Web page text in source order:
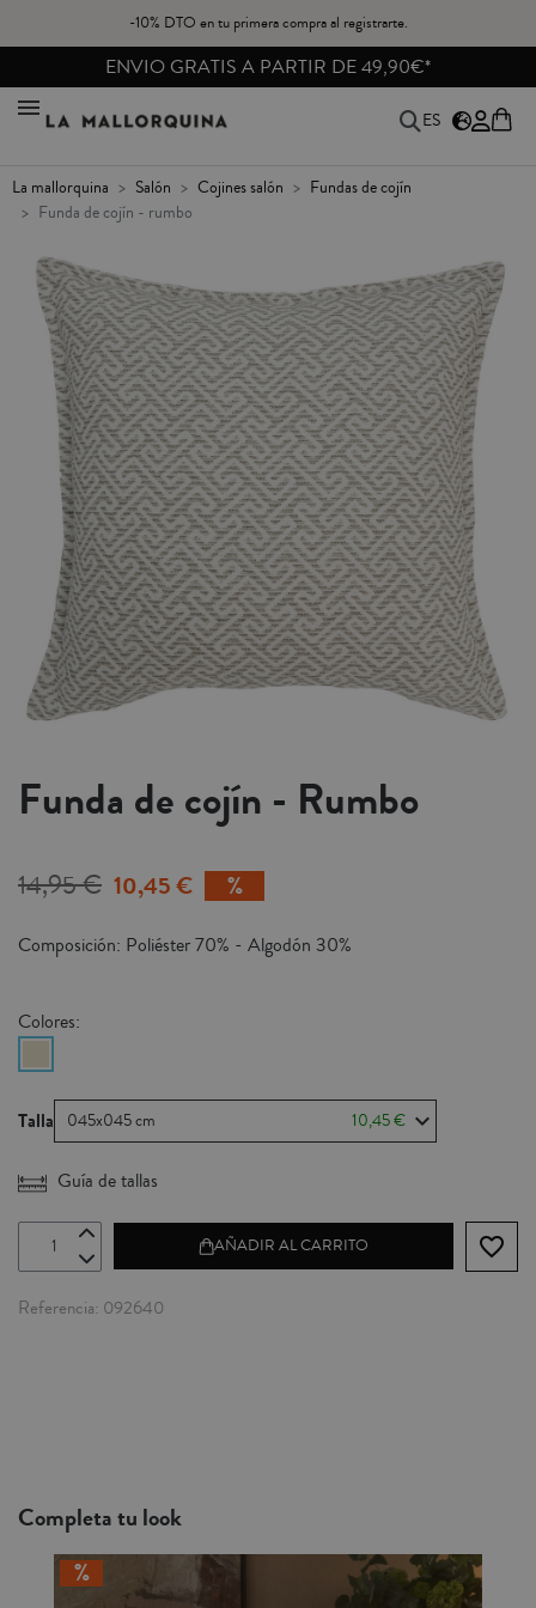
-10% DTO en tu primera compra al registrarte.
ENVIO GRATIS A PARTIR DE 49,90€*
ES
la mallorquina salón cojines salón
fundas de cojín
funda de cojín - rumbo
Funda de cojín - Rumbo
14,95 € 10,45 €
Composición: Poliéster 70% - Algodón 30%
Colores:
Talla 045x045 cm 10,45 €
Guía de tallas
AÑADIR AL CARRITO favorite_border
Referencia 092640
Completa tu look